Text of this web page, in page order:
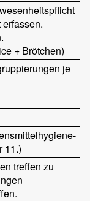
+ Brötchen)
je
11.)
treffen zu